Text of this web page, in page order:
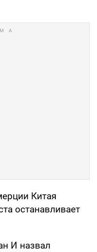
Китая
останавливает
И назвал